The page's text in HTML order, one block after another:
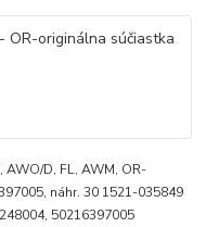
AWO/D, FL, AWM, OR-
náhr. 30 1521-035849
50216397005